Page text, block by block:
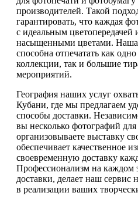
производителей. Такой
гарантировать, что каждая
с идеальным
насыщенными цветами. Наша
способна отпечатать как
коллекции, так и большие
мероприятий.
География наших услуг
Кубани, где мы предлагаем
способы доставки.
вы несколько фотографий
организовываете выставку
обеспечивает качественное
своевременную доставку
Профессионализм на каждом
доставки, делает наш
в реализации ваших